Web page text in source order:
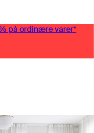
på ordinære varer*